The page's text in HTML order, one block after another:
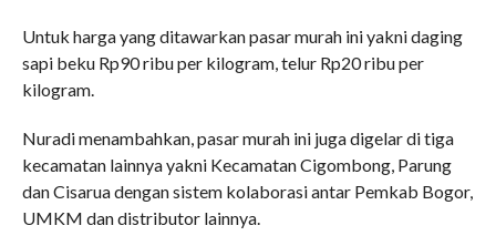
Untuk harga yang ditawarkan pasar murah ini yakni daging
sapi beku Rp90 ribu per kilogram, telur Rp20 ribu per
kilogram.
Nuradi menambahkan, pasar murah ini juga digelar di tiga
kecamatan lainnya yakni Kecamatan Cigombong, Parung
dan Cisarua dengan sistem kolaborasi antar Pemkab Bogor,
UMKM dan distributor lainnya.